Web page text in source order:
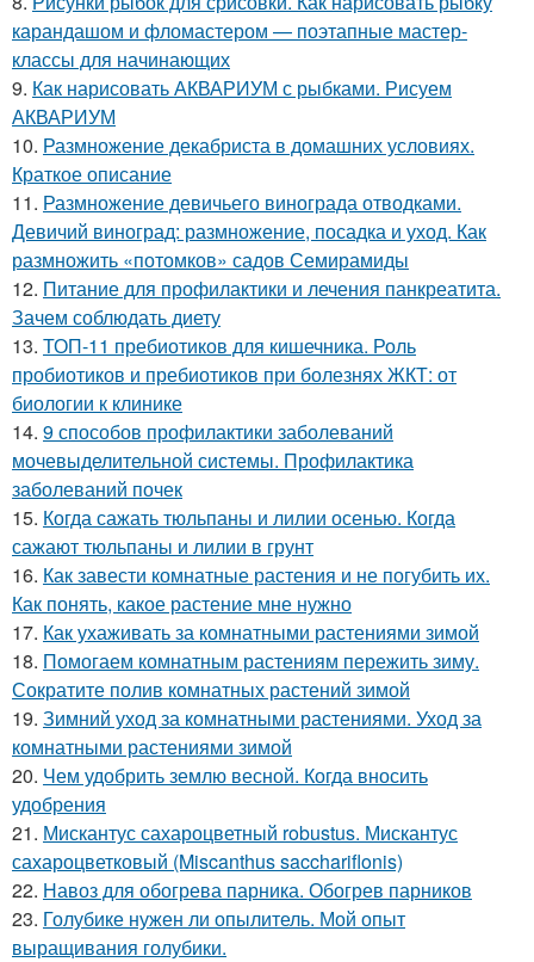
карандашом и фломастером — поэтапные мастер-
классы для начинающих
9. Как нарисовать АКВАРИУМ с рыбками. Рисуем
АКВАРИУМ
10. Размножение декабриста в домашних условиях.
Краткое описание
11. Размножение девичьего винограда отводками.
Девичий виноград: размножение, посадка и уход. Как
размножить «потомков» садов Семирамиды
12. Питание для профилактики и лечения панкреатита.
Зачем соблюдать диету
13. ТОП-11 пребиотиков для кишечника. Роль
пробиотиков и пребиотиков при болезнях ЖКТ: от
биологии к клинике
14. 9 способов профилактики заболеваний
мочевыделительной системы. Профилактика
заболеваний почек
15. Когда сажать тюльпаны и лилии осенью. Когда
сажают тюльпаны и лилии в грунт
16. Как завести комнатные растения и не погубить их.
Как понять, какое растение мне нужно
17. Как ухаживать за комнатными растениями зимой
18. Помогаем комнатным растениям пережить зиму.
Сократите полив комнатных растений зимой
19. Зимний уход за комнатными растениями. Уход за
комнатными растениями зимой
20. Чем удобрить землю весной. Когда вносить
удобрения
21. Мискантус сахароцветный robustus. Мискантус
сахароцветковый (Miscanthus sacchariflonis)
22. Навоз для обогрева парника. Обогрев парников
23. Голубике нужен ли опылитель. Мой опыт
выращивания голубики.